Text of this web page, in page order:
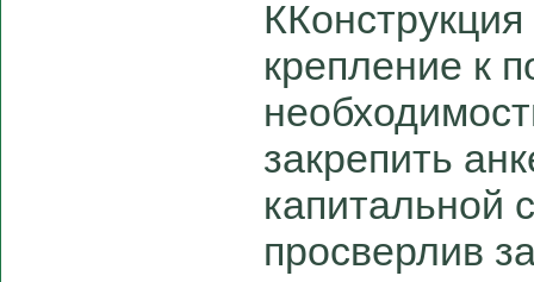
крепление к
закрепить
капитальной
просверлив